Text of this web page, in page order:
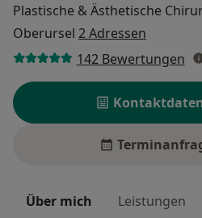
Plastische & Ästhetische
Oberursel 2 Adressen
142 Bewertungen
Über mich Leistungen